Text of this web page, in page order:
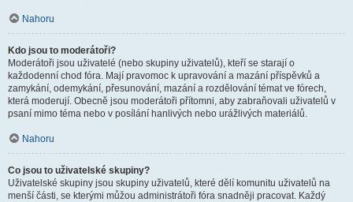
Nahoru
Kdo jsou to moderátoři?
Moderátoři jsou uživatelé (nebo skupiny uživatelů), kteří se starají o
každodenní chod fóra. Mají pravomoc k upravování a mazání příspěvků a
zamykání, odemykání, přesunování, mazání a rozdělování témat ve fórech,
která moderují. Obecně jsou moderátoři přítomni, aby zabraňovali uživatelů v
psaní mimo téma nebo v posílání hanlivých nebo urážlivých materiálů.
Nahoru
Co jsou to uživatelské skupiny?
Uživatelské skupiny jsou skupiny uživatelů, které dělí komunitu uživatelů na
menší části, se kterými můžou administrátoři fóra snadněji pracovat. Každý